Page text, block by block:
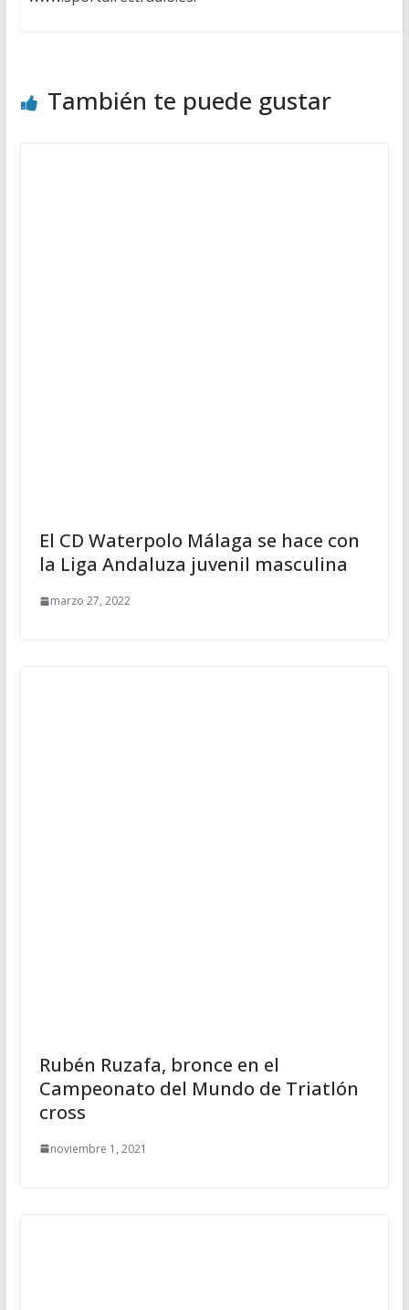
También te puede gustar
El CD Waterpolo Málaga se hace con
la Liga Andaluza juvenil masculina
marzo 27, 2022
Rubén Ruzafa, bronce en el
Campeonato del Mundo de Triatlón
cross
noviembre 1, 2021